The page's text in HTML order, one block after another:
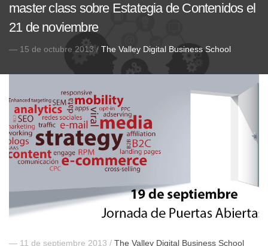
master class sobre Estategia de Contenidos el
21 de noviembre
— 15 de octubre 2013 / The Valley Digital Business School
— 11 de septiembre 2013 / The Valley Digital Business School